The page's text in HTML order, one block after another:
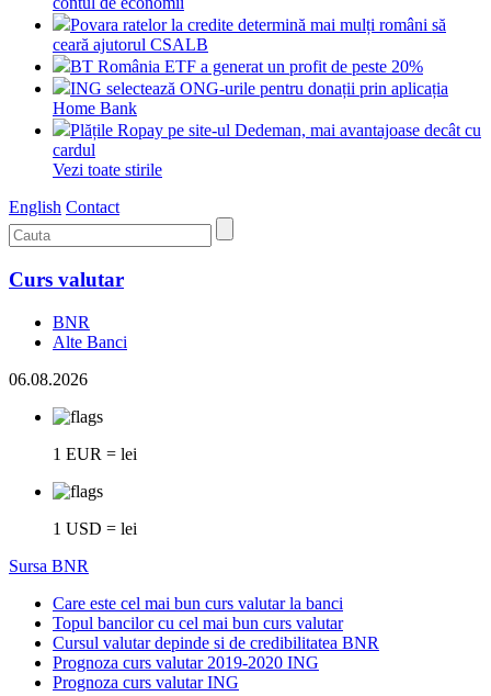
Povara ratelor la credite determină mai mulți români să
ceară ajutorul CSALB
BT România ETF a generat un profit de peste 20%
ING selectează ONG-urile pentru donații prin aplicația
Home Bank
Plățile Ropay pe site-ul Dedeman, mai avantajoase decât cu
cardul
Vezi toate stirile
English Contact
Curs valutar
BNR
Alte Banci
06.08.2026
1 EUR = lei
1 USD = lei
Sursa BNR
Care este cel mai bun curs valutar la banci
Topul bancilor cu cel mai bun curs valutar
Cursul valutar depinde si de credibilitatea BNR
Prognoza curs valutar 2019-2020 ING
Prognoza curs valutar ING